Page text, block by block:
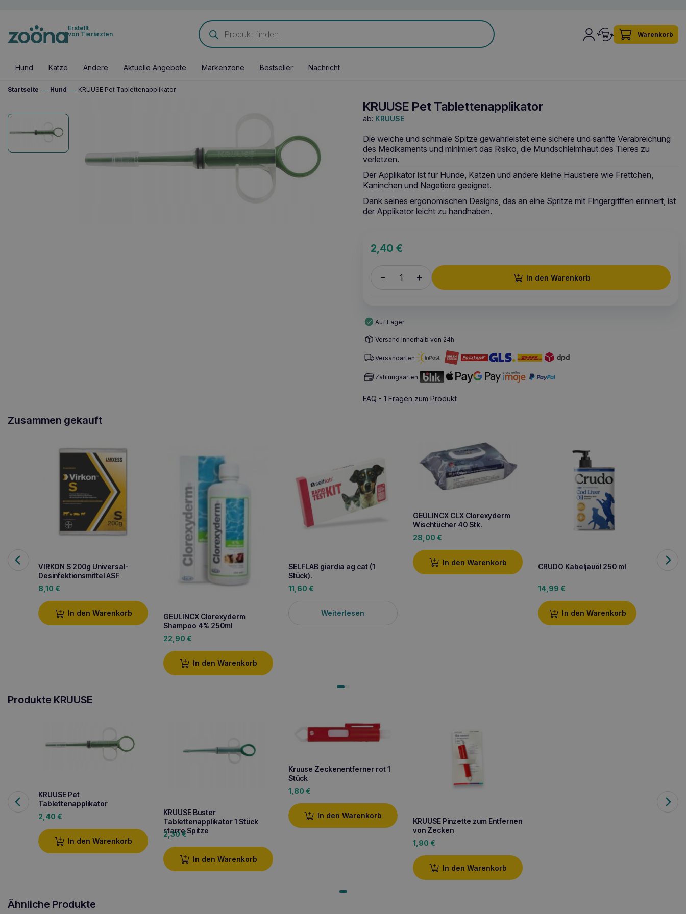
Erstellt
von Tierärzten
Products
search
Warenkorb
Hund Katze Andere Aktuelle Angebote Markenzone Bestseller Nachricht
Startseite — Hund — KRUUSE Pet Tablettenapplikator
KRUUSE Pet Tablettenapplikator
ab: KRUUSE
Die weiche und schmale Spitze gewährleistet eine sichere und sanfte Verabreichung
des Medikaments und minimiert das Risiko, die Mundschleimhaut des Tieres zu
verletzen.
Der Applikator ist für Hunde, Katzen und andere kleine Haustiere wie Frettchen,
Kaninchen und Nagetiere geeignet.
Dank seines ergonomischen Designs, das an eine Spritze mit Fingergriffen erinnert, ist
der Applikator leicht zu handhaben.
2,40€
– + In den Warenkorb
Auf Lager
Versand innerhalb von 24h
Versandarten
Zahlungsarten
FAQ - 1 Fragen zum Produkt
Zusammen gekauft
VIRKON S 200g Universal-
Desinfektionsmittel ASF
8,10 €
In den Warenkorb
GEULINCX Clorexyderm
Shampoo 4% 250ml
22,90 €
In den Warenkorb
SELFLAB giardia ag cat (1
Stück).
11,60 €
Weiterlesen
GEULINCX CLX Clorexyderm
Wischtücher 40 Stk.
28,00 €
In den Warenkorb CRUDO Kabeljauöl 250 ml
14,99 €
In den Warenkorb
Produkte KRUUSE
KRUUSE Pet
Tablettenapplikator
2,40 €
In den Warenkorb
KRUUSE Buster
Tablettenapplikator 1 Stück
starre Spitze
2,30€
In den Warenkorb
Kruuse Zeckenentferner rot 1
Stück
1,80 €
In den Warenkorb
KRUUSE Pinzette zum Entfernen
von Zecken
1,90 €
In den Warenkorb
Ähnliche Produkte